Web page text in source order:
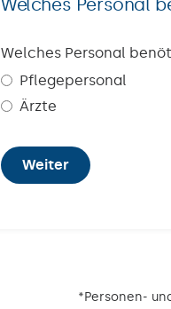
Welches Personal
Pflegepersonal
Ärzte
Weiter
*Personen-